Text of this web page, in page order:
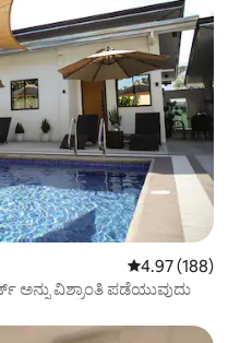
5 ರಲ್ಲಿ 4.97
4.97 (188)
ವಿಶ್ರಾಂತಿ ಪಡೆಯುವುದು